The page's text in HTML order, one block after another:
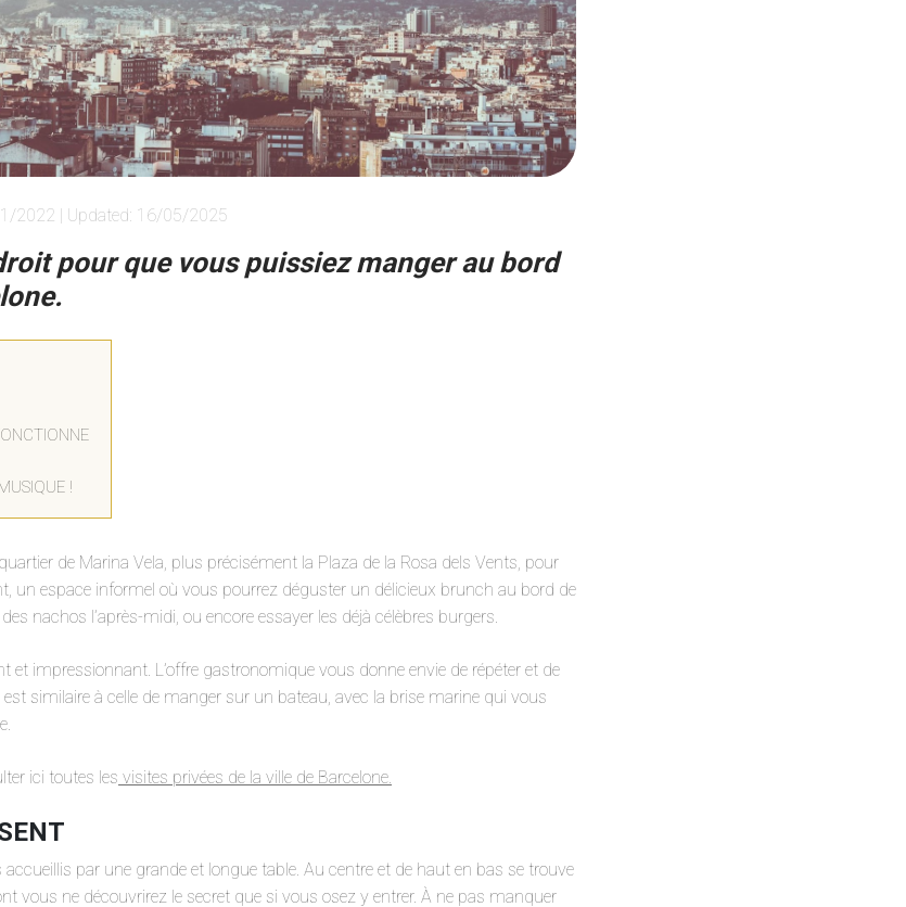
2022 | Updated: 16/05/2025
pour que vous puissiez manger au bord
!
de Marina Vela, plus précisément la Plaza de la Rosa dels Vents, pour
un espace informel où vous pourrez déguster un délicieux brunch au bord de
nachos l’après-midi, ou encore essayer les déjà célèbres burgers.
et impressionnant. L’offre gastronomique vous donne envie de répéter et de
est similaire à celle de manger sur un bateau, avec la brise marine qui vous
ici toutes les visites privées de la ville de Barcelone.
par une grande et longue table. Au centre et de haut en bas se trouve
vous ne découvrirez le secret que si vous osez y entrer. À ne pas manquer